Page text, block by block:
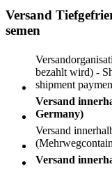
Versand
semen
bezahlt wird) -
shipment
Versand
Germany)
Versand
Versand